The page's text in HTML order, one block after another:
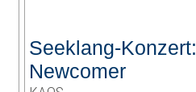
Seeklang-Konzert:
Newcomer